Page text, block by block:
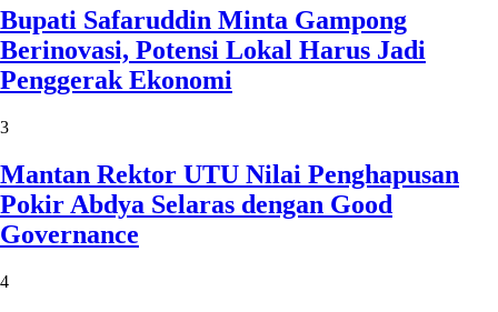
Bupati Safaruddin Minta Gampong
Berinovasi, Potensi Lokal Harus Jadi
Penggerak Ekonomi
3
Mantan Rektor UTU Nilai Penghapusan
Pokir Abdya Selaras dengan Good
Governance
4